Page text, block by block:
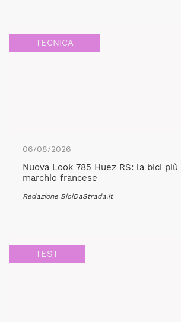
TECNICA
06/08/2026
Nuova Look 785 Huez RS: la bici
marchio francese
Redazione BiciDaStrada.it
TEST